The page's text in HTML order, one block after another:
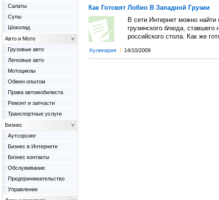
Как Готовят Лобио В Западной Грузии
В сети Интернет можно найти
грузинского блюда,
российского стола. Как же
Kулинария l 14/10/2009
Салаты
Супы
Шоколад
Авто и Мото
Грузовые авто
Легковые авто
Мотоциклы
Обмен опытом
Права автомобилиста
Ремонт и запчасти
Транспортные услуги
Бизнес
Аутсорсинг
Бизнес в Интернете
Бизнес контакты
Обслуживание
Предпринимательство
Управление